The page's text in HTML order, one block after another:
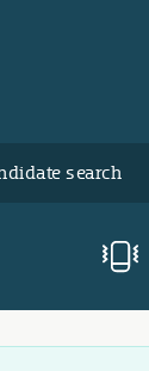
search